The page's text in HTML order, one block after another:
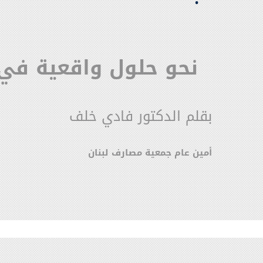
نحو حلول واقعية في
بقلم الدكتور فادي خلف
أمين عام جمعية مصارف لبنان